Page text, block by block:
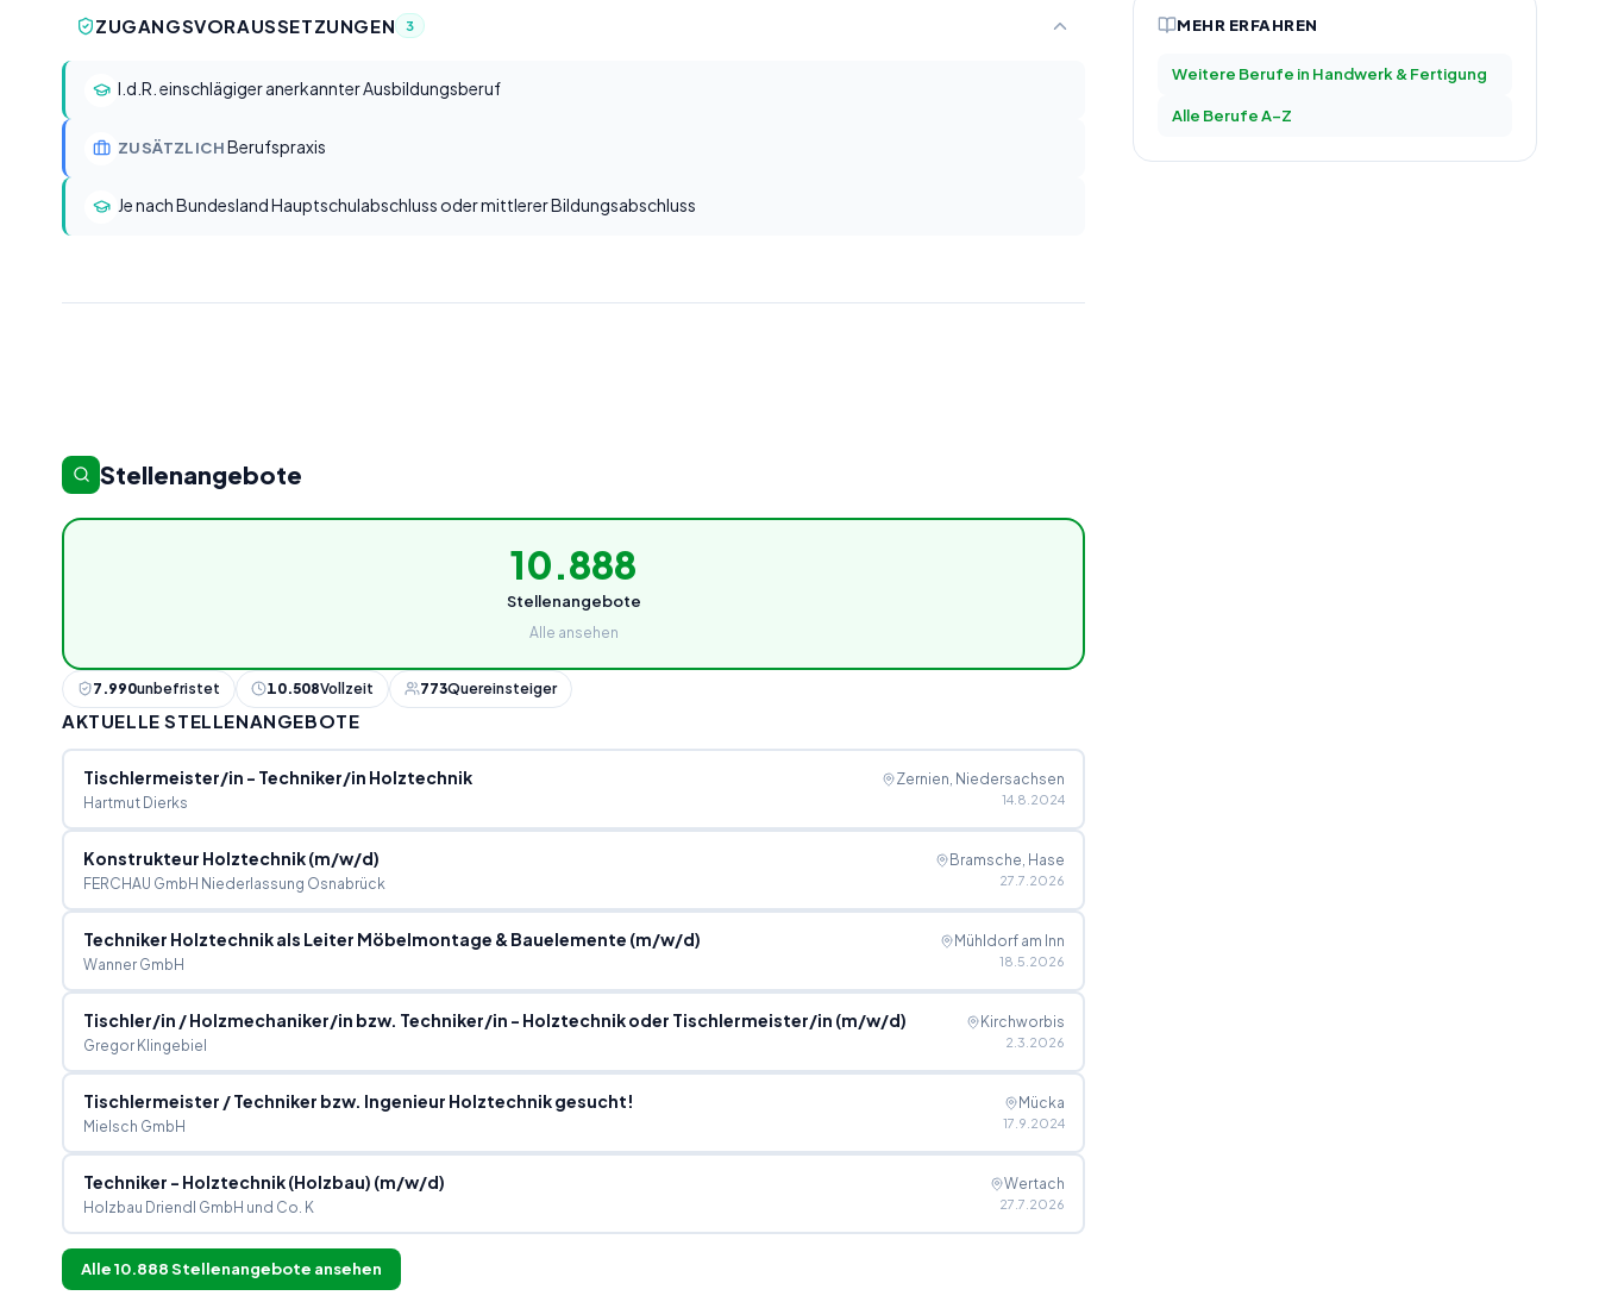
ZUGANGSVORAUSSETZUNGEN 3
I.d.R. einschlägiger anerkannter Ausbildungsberuf
ZUSÄTZLICHBerufspraxis
Je nach Bundesland Hauptschulabschluss oder mittlerer Bildungsabschluss
Stellenangebote
10.888
Stellenangebote
Alle ansehen
7.990unbefristet 10.508Vollzeit 773Quereinsteiger
AKTUELLE STELLENANGEBOTE
Tischlermeister/in - Techniker/in Holztechnik
Hartmut Dierks
Zernien, Niedersachsen
14.8.2024
Konstrukteur Holztechnik (m/w/d)
FERCHAU GmbH Niederlassung Osnabrück
Bramsche, Hase
27.7.2026
Techniker Holztechnik als Leiter Möbelmontage & Bauelemente (m/w/d)
Wanner GmbH
Mühldorf am Inn
18.5.2026
Tischler/in / Holzmechaniker/in bzw. Techniker/in - Holztechnik oder Tischlermeister/in (m/w/d)
Gregor Klingebiel
Kirchworbis
2.3.2026
Tischlermeister / Techniker bzw. Ingenieur Holztechnik gesucht!
Mielsch GmbH
Mücka
17.9.2024
Techniker - Holztechnik (Holzbau) (m/w/d)
Holzbau Driendl GmbH und Co. K
Wertach
27.7.2026
Alle10.888Stellenangebote ansehen
MEHR ERFAHREN
Weitere Berufe in Handwerk & Fertigung
Alle Berufe A–Z